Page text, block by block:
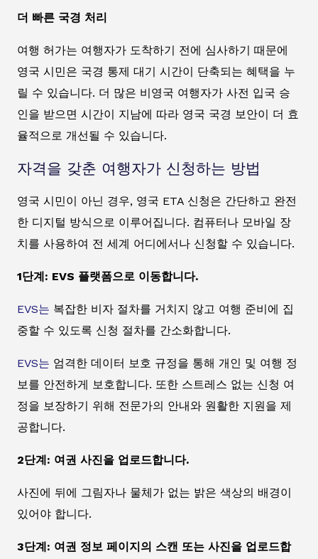
더 빠른 국경 처리
여행 허가는 여행자가 도착하기 전에 심사하기 때문에
영국 시민은 국경 통제 대기 시간이 단축되는 혜택을 누
릴 수 있습니다. 더 많은 비영국 여행자가 사전 입국 승
인을 받으면 시간이 지남에 따라 영국 국경 보안이 더 효
율적으로 개선될 수 있습니다.
자격을 갖춘 여행자가 신청하는 방법
영국 시민이 아닌 경우, 영국 ETA 신청은 간단하고 완전
한 디지털 방식으로 이루어집니다. 컴퓨터나 모바일 장
치를 사용하여 전 세계 어디에서나 신청할 수 있습니다.
1단계: EVS 플랫폼으로 이동합니다.
EVS는 복잡한 비자 절차를 거치지 않고 여행 준비에 집
중할 수 있도록 신청 절차를 간소화합니다.
EVS는 엄격한 데이터 보호 규정을 통해 개인 및 여행 정
보를 안전하게 보호합니다. 또한 스트레스 없는 신청 여
정을 보장하기 위해 전문가의 안내와 원활한 지원을 제
공합니다.
2단계: 여권 사진을 업로드합니다.
사진에 뒤에 그림자나 물체가 없는 밝은 색상의 배경이
있어야 합니다.
3단계: 여권 정보 페이지의 스캔 또는 사진을 업로드합